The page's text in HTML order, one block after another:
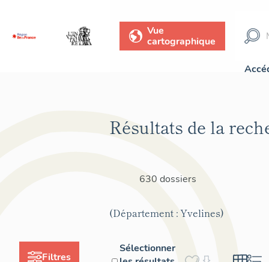
Vue
cartographique
Filtres
Résultats de la
630 dossiers
(Département : Yvelines)
Sélectionner